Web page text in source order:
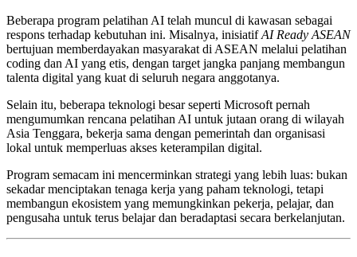
Beberapa program pelatihan AI telah muncul di kawasan sebagai
respons terhadap kebutuhan ini. Misalnya, inisiatifAI Ready ASEAN
bertujuan memberdayakan masyarakat di ASEAN melalui pelatihan
coding dan AI yang etis, dengan target jangka panjang membangun
talenta digital yang kuat di seluruh negara anggotanya.
Selain itu, beberapa teknologi besar seperti Microsoft pernah
mengumumkan rencana pelatihan AI untuk jutaan orang di wilayah
Asia Tenggara, bekerja sama dengan pemerintah dan organisasi
lokal untuk memperluas akses keterampilan digital.
Program semacam ini mencerminkan strategi yang lebih luas: bukan
sekadar menciptakan tenaga kerja yang paham teknologi, tetapi
membangun ekosistem yang memungkinkan pekerja, pelajar, dan
pengusaha untuk terus belajar dan beradaptasi secara berkelanjutan.